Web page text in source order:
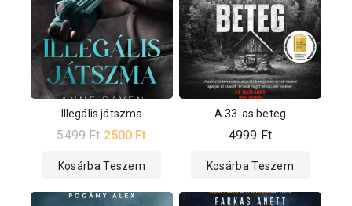
Illegális játszma
5499Ft 2500 Ft
Kosárba Teszem
A 33-as beteg
4999 Ft
Kosárba Teszem